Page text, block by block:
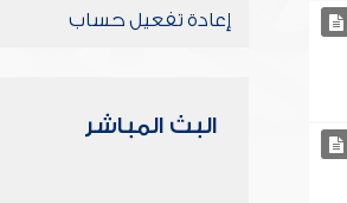
إعادة تفعيل حساب
البث المباشر